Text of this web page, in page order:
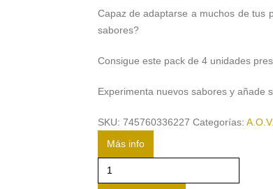
Capaz de adaptarse a muchos de tus
sabores?
Consigue este pack de 4 unidades
Experimenta nuevos sabores y añade
SKU: 745760336227 Categorías:
Más info
Condimento
Preparado